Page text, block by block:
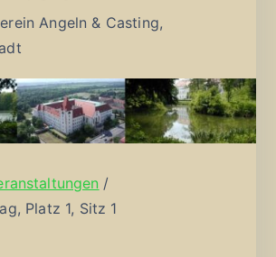
Angeln & Casting,
Platz 1, Sitz 1